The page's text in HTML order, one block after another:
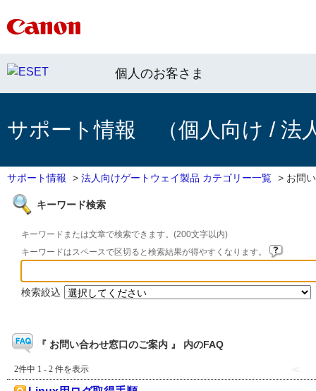
個人のお客さま
サポート情報 （個人向け / 法
サポート情報 > 法人向けゲートウェイ製品 カテゴリー一覧 > お問
キーワード検索
キーワードまたは文章で検索できます。(200文字以内)
キーワードはスペースで区切ると検索結果が得やすくなります。
検索絞込
『 お問い合わせ窓口のご案内 』 内のFAQ
2件中 1 - 2 件を表示 ≪